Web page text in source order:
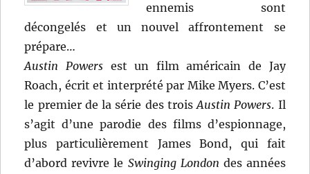
ennemis sont
décongelés et un nouvel affrontement se
prépare…
Austin Powersest un film américain de Jay
Roach, écrit et interprété par Mike Myers. C’est
le premier de la série des troisAustin Powers. Il
s’agit d’une parodie des films d’espionnage,
plus particulièrement James Bond, qui fait
d’abord revivre le Swinging London des années